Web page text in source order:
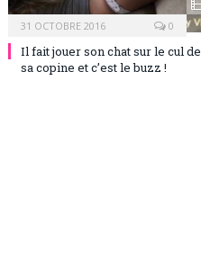
31 OCTOBRE 2016 0
Il fait jouer son chat sur le cul de
sa copine et c’est le buzz !